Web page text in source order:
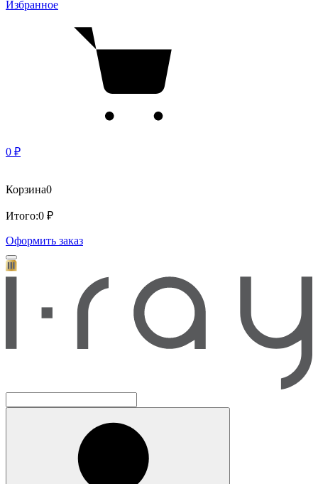
Избранное
0 ₽
Корзина0
Итого:0 ₽
Оформить заказ